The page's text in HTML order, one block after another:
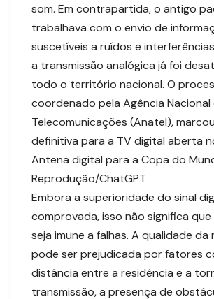
som. Em contrapartida, o antigo
trabalhava com o envio de
suscetíveis a ruídos e
a transmissão analógica já foi
todo o território nacional. O
coordenado pela Agência Nacional
Telecomunicações (Anatel),
definitiva para a TV digital aberta
Antena digital para a Copa do
Reprodução/ChatGPT
Embora a superioridade do sinal
comprovada, isso não significa
seja imune a falhas. A qualidade
pode ser prejudicada por fatores
distância entre a residência e a
transmissão, a presença de